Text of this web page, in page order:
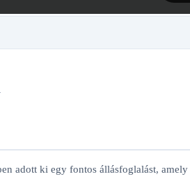
adott ki egy fontos állásfoglalást,